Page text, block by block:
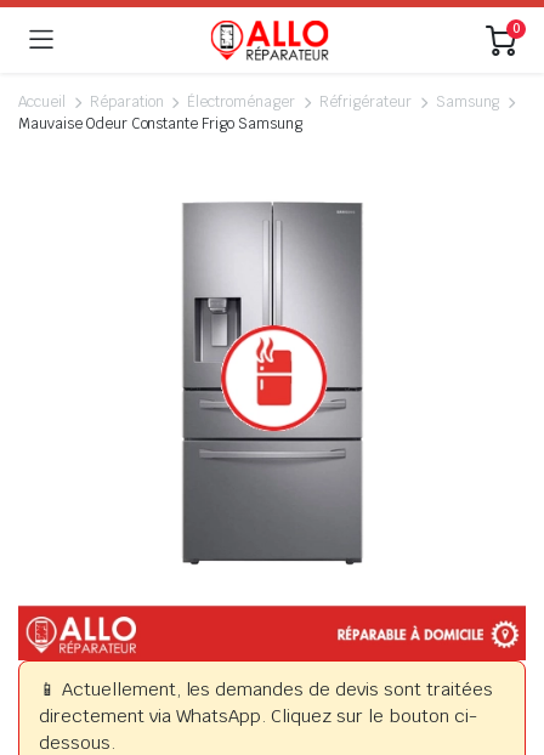
0
Accueil Réparation Électroménager Réfrigérateur
Samsung
Mauvaise Odeur Constante Frigo Samsung
📱 Actuellement, les demandes de devis sont traitées
directement via WhatsApp. Cliquez sur le bouton ci-
dessous.